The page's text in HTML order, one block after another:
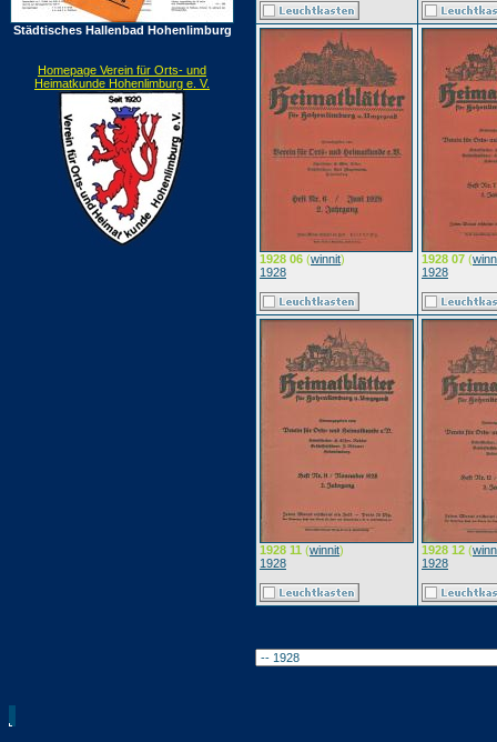
Städtisches Hallenbad Hohenlimburg
Homepage Verein für Orts- und
Heimatkunde Hohenlimburg e. V.
1928 06 (winnit)
1928
1928 07 (
1928
1928 11 (winnit)
1928
1928 12 (
1928